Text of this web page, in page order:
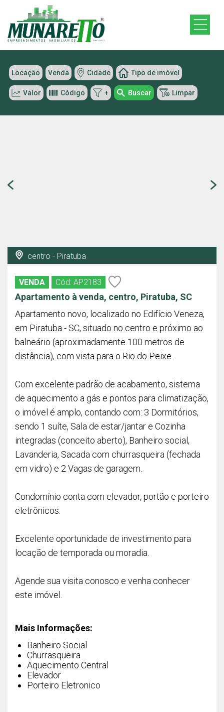
Locação Venda Cidade Tipo de imóvel
Valor Código + Buscar Limpar
centro - Piratuba
VENDA Cód: AP2183
Apartamento à venda, centro, Piratuba, SC
Apartamento novo, localizado no Edifício Veneza,
em Piratuba - SC, situado no centro e próximo ao
balneário (aproximadamente 100 metros de
distância), com vista para o Rio do Peixe.
Com excelente padrão de acabamento, sistema
de aquecimento a gás e pontos para climatização,
o imóvel é amplo, contando com: 3 Dormitórios,
sendo 1 suíte, Sala de estar/jantar e Cozinha
integradas (conceito aberto), Banheiro social,
Lavanderia, Sacada com churrasqueira (fechada
em vidro) e 2 Vagas de garagem.
Condomínio conta com elevador, portão e porteiro
eletrônicos.
Excelente oportunidade de investimento para
locação de temporada ou moradia.
Agende sua visita conosco e venha conhecer
este imóvel.
Mais Informações:
Banheiro Social
Churrasqueira
Aquecimento Central
Elevador
Porteiro Eletronico